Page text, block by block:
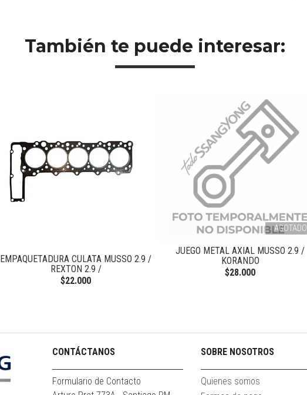
También te puede interesar:
EMPAQUETADURA CULATA MUSSO 2.9 /
REXTON 2.9 /
$22.000
AGOTADO
JUEGO METAL AXIAL MUSSO 2.9 /
KORANDO
$28.000
CONTÁCTANOS
Formulario de Contacto
SOBRE NOSOTROS
Quienes somos